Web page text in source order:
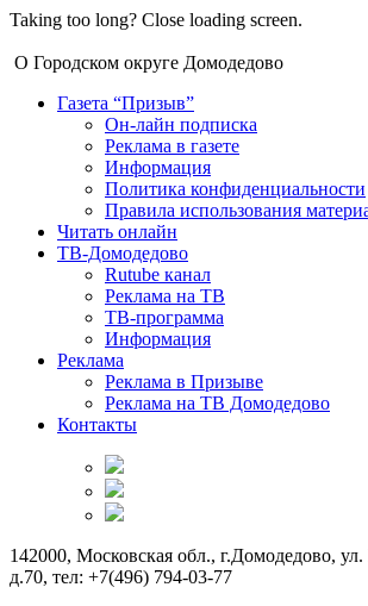
Taking too long? Close loading screen.
О Городском округе Домодедово
Газета “Призыв”
Он-лайн подписка
Реклама в газете
Информация
Политика конфиденциальности
Правила использования
Читать онлайн
ТВ-Домодедово
Rutube канал
Реклама на ТВ
ТВ-программа
Информация
Реклама
Реклама в Призыве
Реклама на ТВ Домодедово
Контакты
142000, Московская обл., г.Домодедово,
д.70, тел: +7(496) 794-03-77